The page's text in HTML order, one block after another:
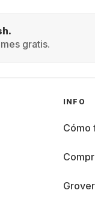
gratis.
INFO
Cómo